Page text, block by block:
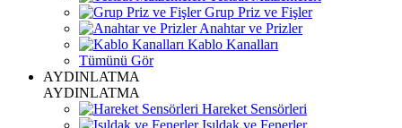
Grup Priz ve Fişler
Anahtar ve Prizler
Kablo Kanalları
Tümünü Gör
AYDINLATMA
AYDINLATMA
Hareket Sensörleri
Işıldak ve Fenerler